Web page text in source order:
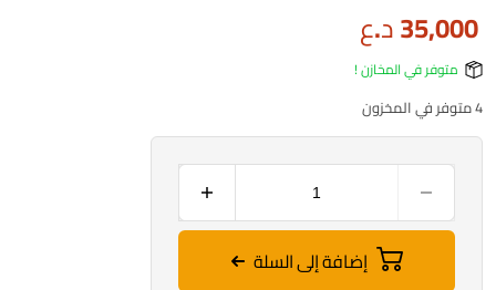
35,000د.ع
متوفر في المخازن !
4 متوفر في المخزون
إضافة إلى السلة